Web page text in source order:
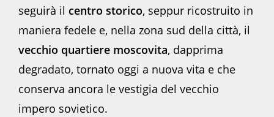
seguirà il centro storico, seppur ricostruito in
maniera fedele e, nella zona sud della città, il
vecchio quartiere moscovita, dapprima
degradato, tornato oggi a nuova vita e che
conserva ancora le vestigia del vecchio
impero sovietico.